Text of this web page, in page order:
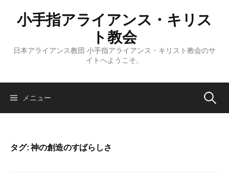
ス
小手指アライアンス・キリス
ト教会
日本アライアンス教団 小手指アライアンス・キリスト教会のサ
イトへようこそ。
メニュー 検
タグ:神の創造のすばらしさ